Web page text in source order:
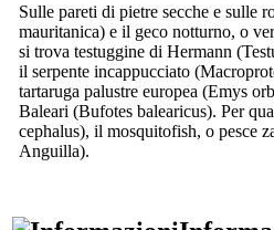
Sulle pareti di pietre secche e sulle
mauritanica) e il geco notturno, o
si trova testuggine di Hermann (
il serpente incappucciato (
tartaruga palustre europea (Emys
Baleari (Bufotes balearicus). Per
cephalus), il mosquitofish, o pesce
Anguilla).